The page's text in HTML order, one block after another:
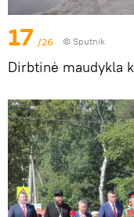
17 /26 © Sputnik
Dirbtinė maudykla